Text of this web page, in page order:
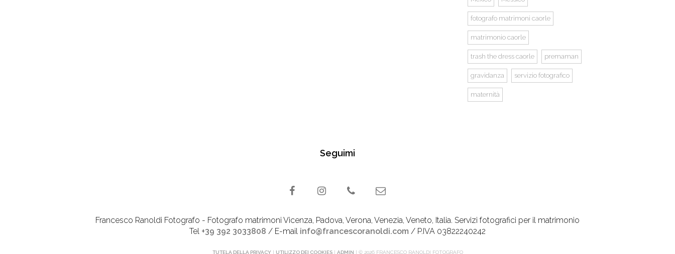
fotografo matrimoni caorle
matrimonio caorle
trash the dress caorle premaman
gravidanza servizio fotografico
maternità
Seguimi
Francesco Ranoldi Fotografo - Fotografo matrimoni Vicenza, Padova, Verona, Venezia, Veneto, Italia. Servizi fotografici per il matrimonio
Tel +39 392 3033808 / E-mail info@francescoranoldi.com / P.IVA 03822240242
TUTELA DELLA PRIVACY| UTILIZZO DEI COOKIES| ADMIN | © 2026 FRANCESCO RANOLDI FOTOGRAFO